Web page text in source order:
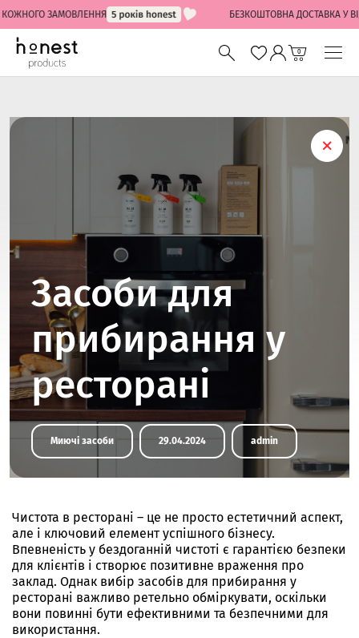
ЗАМОВЛЕННЯ БЕЗКОШТОВНА ДОСТАВКА У
0
Засоби для
прибирання у
ресторані
Миючі засоби 29.04.2024 admin
Чистота в ресторані – це не просто естетичний аспект,
але і ключовий елемент успішного бізнесу.
Впевненість у бездоганній чистоті є гарантією безпеки
для клієнтів і створює позитивне враження про
заклад. Однак вибір засобів для прибирання у
ресторані важливо ретельно обміркувати, оскільки
вони повинні бути ефективними та безпечними для
використання.